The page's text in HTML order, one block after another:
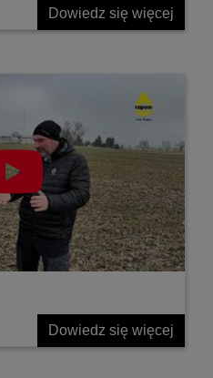
Dowiedz się więcej
Dowiedz się więcej